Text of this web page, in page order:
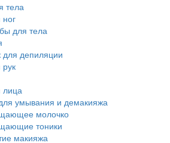
тела
для тела
для депиляции
лица
умывания и демакияжа
молочко
тоники
макияжа